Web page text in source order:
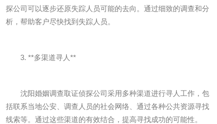
探公司可以逐步还原失踪人员可能的去向。通过细致的调查和分
析，帮助客户尽快找到失踪人员。
3. **多渠道寻人**
沈阳婚姻调查取证侦探公司采用多种渠道进行寻人工作，包
括联系当地公安、调查人员的社会网络、通过各种公共资源寻找
线索等。通过这些渠道的有效结合，提高寻找成功的可能性。